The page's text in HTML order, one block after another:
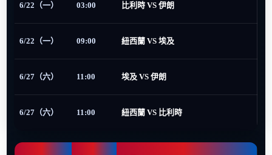
6/22（一） 03:00 比利時 VS 伊朗
6/22（一） 09:00 紐西蘭 VS 埃及
6/27（六） 11:00 埃及 VS 伊朗
6/27（六） 11:00 紐西蘭 VS 比利時